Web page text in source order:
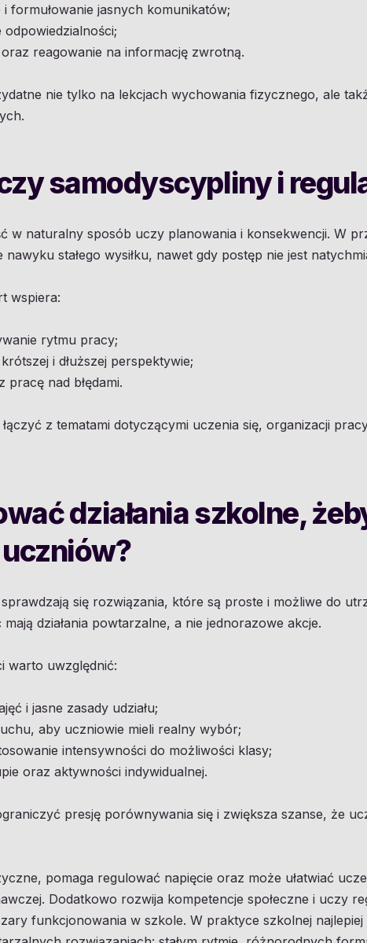
formułowanie jasnych komunikatów;
odpowiedzialności;
reagowanie na informację zwrotną.
nie tylko na lekcjach wychowania fizycznego, ale
samodyscypliny i
w naturalny sposób uczy planowania i konsekwencji. W
nawyku stałego wysiłku, nawet gdy postęp nie jest
wspiera:
rytmu pracy;
i dłuższej perspektywie;
pracę nad błędami.
z tematami dotyczącymi uczenia się, organizacji
działania szkolne,
się rozwiązania, które są proste i możliwe do
działania powtarzalne, a nie jednorazowe akcje.
warto uwzględnić:
i jasne zasady udziału;
aby uczniowie mieli realny wybór;
intensywności do możliwości klasy;
oraz aktywności indywidualnej.
presję porównywania się i zwiększa szanse, że
pomaga regulować napięcie oraz może ułatwiać
Dodatkowo rozwija kompetencje społeczne i uczy
funkcjonowania w szkole. W praktyce szkolnej najlepiej